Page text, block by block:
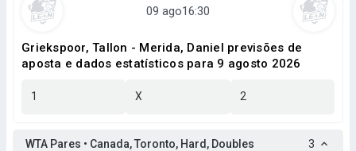
Griekspoor, Tallon - Merida, Daniel previsões de
aposta e dados estatísticos para 9 agosto 2026
1 X 2
WTA Pares • Canada, Toronto, Hard, Doubles 3